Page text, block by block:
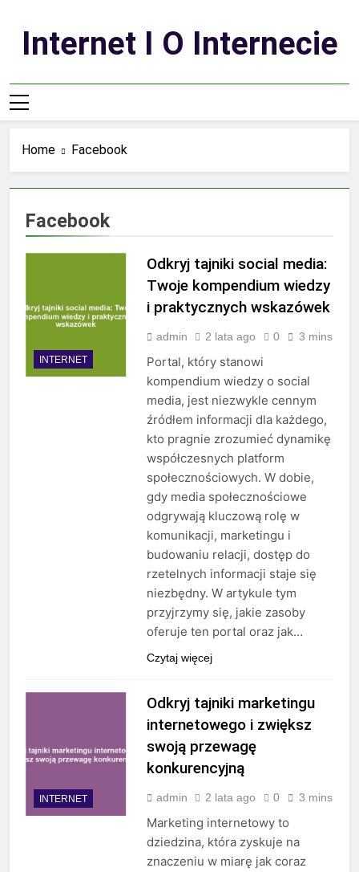
contentInternet I O Internecie
Home Facebook
Facebook
INTERNET
Odkryj tajniki social media:
Twoje kompendium wiedzy
i praktycznych wskazówek
admin 2 lata ago 0 3 mins
Portal, który stanowi
kompendium wiedzy o social
media, jest niezwykle cennym
źródłem informacji dla każdego,
kto pragnie zrozumieć dynamikę
współczesnych platform
społecznościowych. W dobie,
gdy media społecznościowe
odgrywają kluczową rolę w
komunikacji, marketingu i
budowaniu relacji, dostęp do
rzetelnych informacji staje się
niezbędny. W artykule tym
przyjrzymy się, jakie zasoby
oferuje ten portal oraz jak…
Czytaj więcej
INTERNET
Odkryj tajniki marketingu
internetowego i zwiększ
swoją przewagę
konkurencyjną
admin 2 lata ago 0 3 mins
Marketing internetowy to
dziedzina, która zyskuje na
znaczeniu w miarę jak coraz